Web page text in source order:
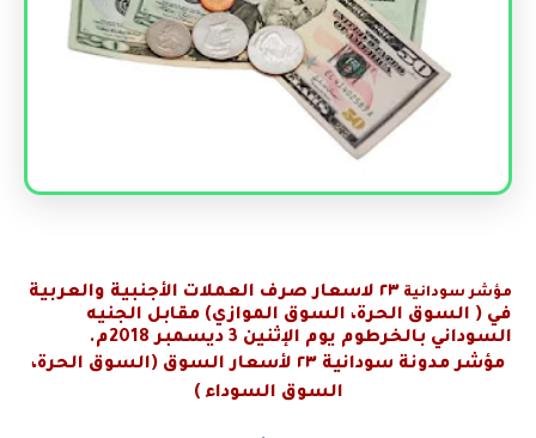
مؤشر سودانية ٢٣ لاسعار صرف العملات الأجنبية والعربية
في ( السوق الحرة، السوق الموازي) مقابل الجنيه
السوداني بالخرطوم يوم الإثنين 3 ديسمبر 2018م.
مؤشر مدونة سودانية ٢٣ لأسعار السوق (السوق الحرة،
السوق السوداء )